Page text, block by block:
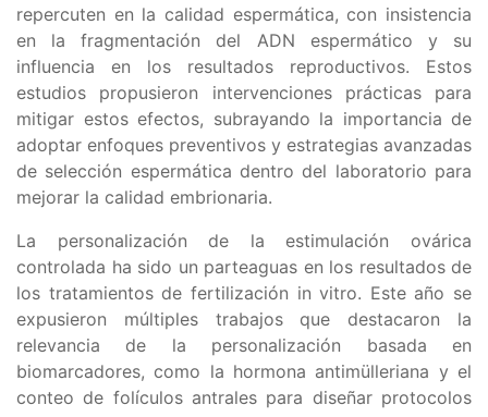
repercuten en la calidad espermática, con insistencia
en la fragmentación del ADN espermático y su
influencia en los resultados reproductivos. Estos
estudios propusieron intervenciones prácticas para
mitigar estos efectos, subrayando la importancia de
adoptar enfoques preventivos y estrategias avanzadas
de selección espermática dentro del laboratorio para
mejorar la calidad embrionaria.
La personalización de la estimulación ovárica
controlada ha sido un parteaguas en los resultados de
los tratamientos de fertilización in vitro. Este año se
expusieron múltiples trabajos que destacaron la
relevancia de la personalización basada en
biomarcadores, como la hormona antimülleriana y el
conteo de folículos antrales para diseñar protocolos